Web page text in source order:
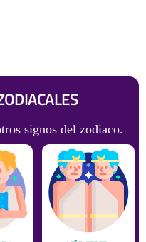
signos del zodiaco.